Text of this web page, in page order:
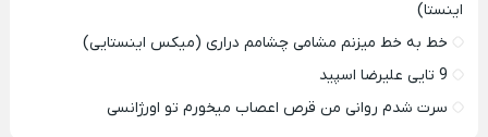
اینستا)
خط به خط میزنم مشامی چشامم دراری (میکس اینستایی)
9 تایی علیرضا اسپید
سرت شدم روانی من قرص اعصاب میخورم تو اورژانسی